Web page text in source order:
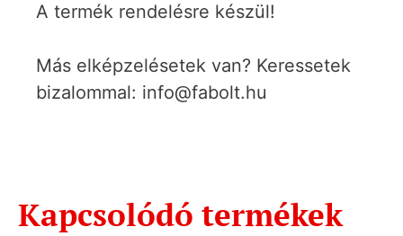
A termék rendelésre készül!
Más elképzelésetek van? Keressetek
bizalommal: info@fabolt.hu
Kapcsolódó termékek